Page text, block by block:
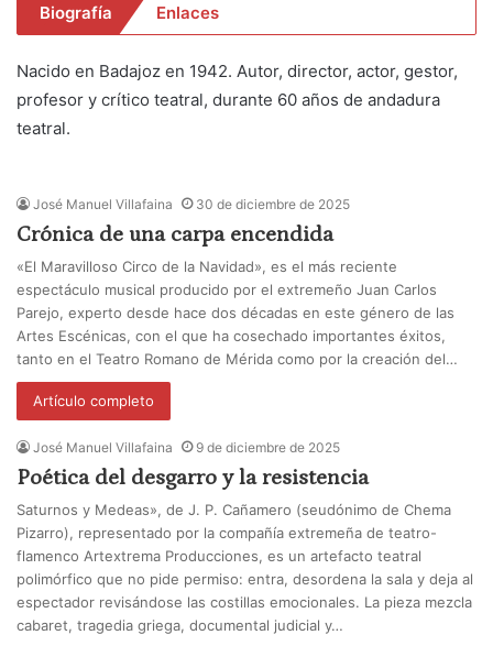
Biografía Enlaces
Nacido en Badajoz en 1942. Autor, director, actor, gestor,
profesor y crítico teatral, durante 60 años de andadura
teatral.
José Manuel Villafaina 30 de diciembre de 2025
Crónica de una carpa encendida
«El Maravilloso Circo de la Navidad», es el más reciente
espectáculo musical producido por el extremeño Juan Carlos
Parejo, experto desde hace dos décadas en este género de las
Artes Escénicas, con el que ha cosechado importantes éxitos,
tanto en el Teatro Romano de Mérida como por la creación del…
Artículo completo
José Manuel Villafaina 9 de diciembre de 2025
Poética del desgarro y la resistencia
Saturnos y Medeas», de J. P. Cañamero (seudónimo de Chema
Pizarro), representado por la compañía extremeña de teatro-
flamenco Artextrema Producciones, es un artefacto teatral
polimórfico que no pide permiso: entra, desordena la sala y deja al
espectador revisándose las costillas emocionales. La pieza mezcla
cabaret, tragedia griega, documental judicial y…